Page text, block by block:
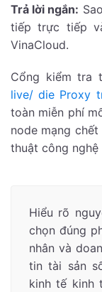
Trả lời ngắn:
tiếp trực tiếp
VinaCloud.
Cổng kiểm tra
live/ die Proxy
toàn miễn phí
node mạng
thuật công nghệ
Hiểu rõ
chọn đúng
nhân và
tin tài sản
kinh tế kinh